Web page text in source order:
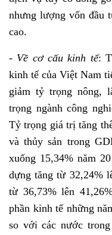
nhưng lượng vốn đầu
cao.
- Về cơ cấu kinh tế:
kinh tế của Việt Nam
giảm tỷ trọng nông,
trọng ngành công
Tỷ trọng giá trị tăng
và thủy sản trong
xuống 15,34% năm
dựng tăng từ 32,24%
từ 36,73% lên
phần kinh tế những
so với các nước